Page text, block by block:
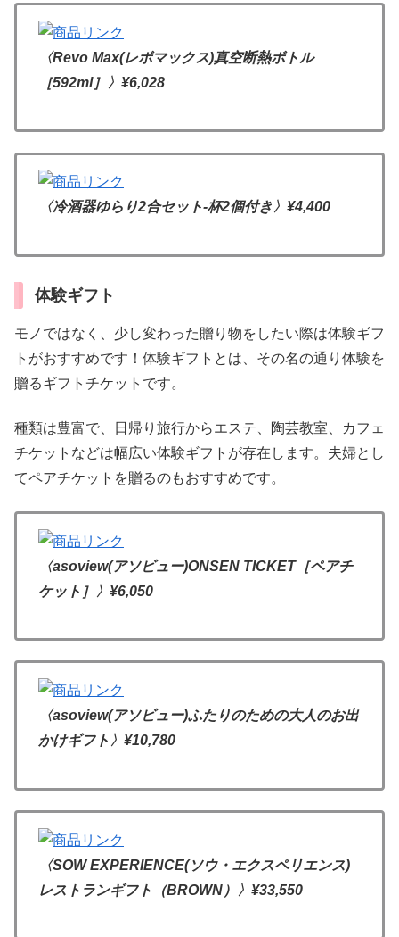
〈Revo Max(レボマックス)真空断熱ボトル
［592ml］〉 ¥6,028
〈冷酒器ゆらり2合セット-杯2個付き〉 ¥4,400
体験ギフト
モノではなく、少し変わった贈り物をしたい際は体験ギフ
トがおすすめです！体験ギフトとは、その名の通り体験を
贈るギフトチケットです。
種類は豊富で、日帰り旅行からエステ、陶芸教室、カフェ
チケットなどは幅広い体験ギフトが存在します。夫婦とし
てペアチケットを贈るのもおすすめです。
〈asoview(アソビュー)ONSEN TICKET［ペアチ
ケット］〉 ¥6,050
〈asoview(アソビュー)ふたりのための大人のお出
かけギフト〉 ¥10,780
〈SOW EXPERIENCE(ソウ・エクスペリエンス)
レストランギフト（BROWN）〉 ¥33,550